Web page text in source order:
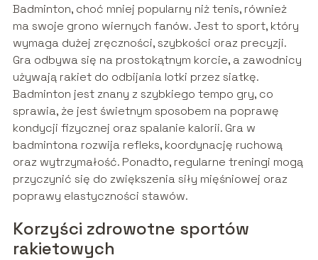
Badminton, choć mniej popularny niż tenis, również
ma swoje grono wiernych fanów. Jest to sport, który
wymaga dużej zręczności, szybkości oraz precyzji.
Gra odbywa się na prostokątnym korcie, a zawodnicy
używają rakiet do odbijania lotki przez siatkę.
Badminton jest znany z szybkiego tempo gry, co
sprawia, że jest świetnym sposobem na poprawę
kondycji fizycznej oraz spalanie kalorii. Gra w
badmintona rozwija refleks, koordynację ruchową
oraz wytrzymałość. Ponadto, regularne treningi mogą
przyczynić się do zwiększenia siły mięśniowej oraz
poprawy elastyczności stawów.
Korzyści zdrowotne sportów
rakietowych